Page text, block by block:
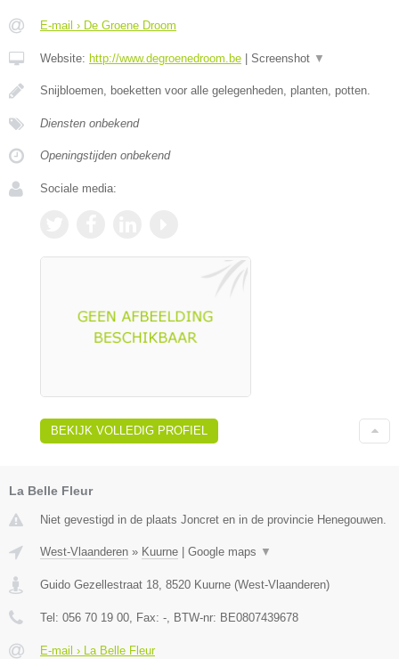
E-mail › De Groene Droom
Website: http://www.degroenedroom.be | Screenshot ▼
Snijbloemen, boeketten voor alle gelegenheden, planten, potten.
Diensten onbekend
Openingstijden onbekend
Sociale media:
BEKIJK VOLLEDIG PROFIEL
La Belle Fleur
Niet gevestigd in de plaats Joncret en in de provincie Henegouwen.
West-Vlaanderen » Kuurne Google maps ▼
Guido Gezellestraat 18, 8520 Kuurne (West-Vlaanderen)
Tel: 056 70 19 00, Fax: -, BTW-nr: BE0807439678
E-mail › La Belle Fleur